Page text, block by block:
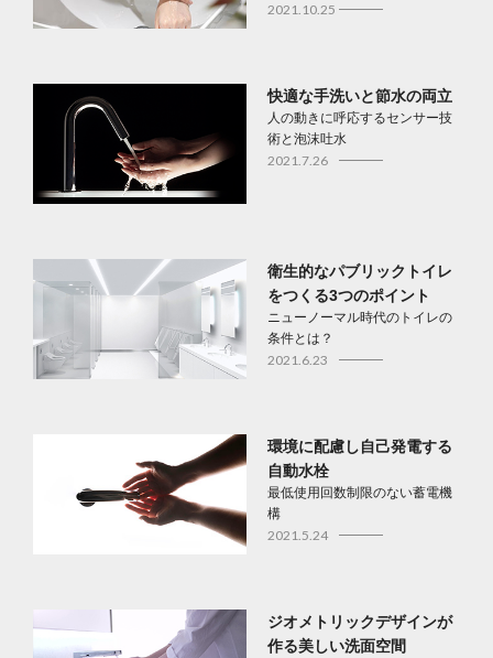
2021.10.25
快適な手洗いと節水の両立
人の動きに呼応するセンサー技
術と泡沫吐水
2021.7.26
衛生的なパブリックトイレ
をつくる3つのポイント
ニューノーマル時代のトイレの
条件とは？
2021.6.23
環境に配慮し自己発電する
自動水栓
最低使用回数制限のない蓄電機
構
2021.5.24
ジオメトリックデザインが
作る美しい洗面空間